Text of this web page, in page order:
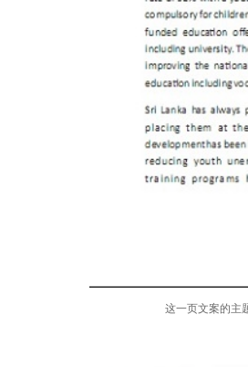
这一页文案的主